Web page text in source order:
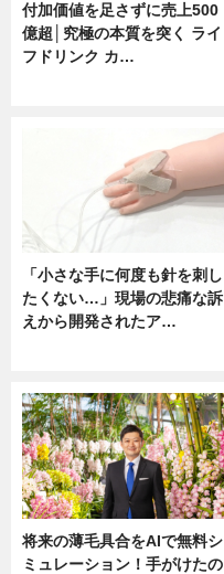
付加価値を足さずに売上500
億超│究極の本質を突く ライ
フドリンク カ…
「小さな手に何度も針を刺し
たくない…」現場の悲痛な訴
えから開発されたア…
将来の薄毛具合をAIで無料シ
ミュレーション！手がけたの